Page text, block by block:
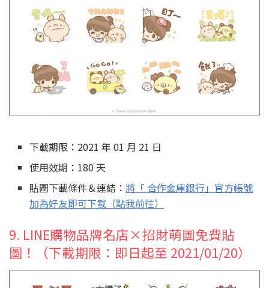
下載期限：2021 年 01 月 21 日
使用效期：180 天
貼圖下載條件＆連結： 將「 合作金庫銀行」官方帳號
加為好友即可下載（點我前往）
9. LINE購物品牌名店×招財萌團免費貼
圖！（下載期限：即日起至 2021/01/20）